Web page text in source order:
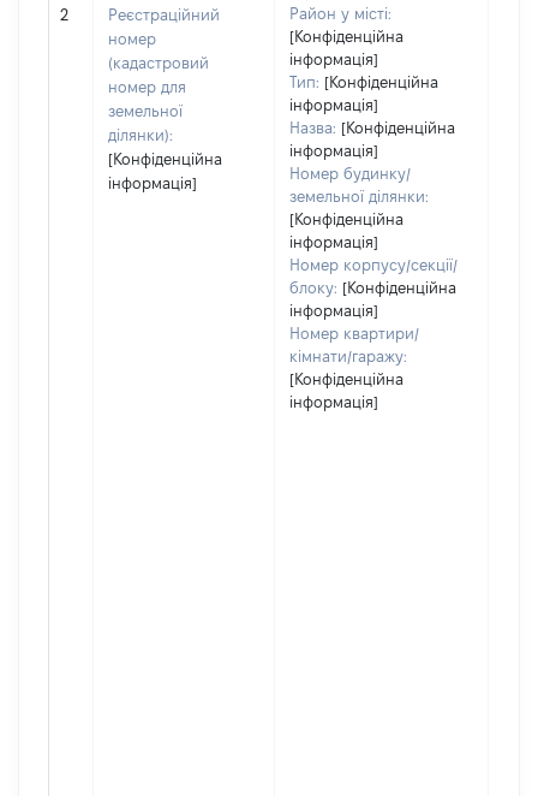
2
Реєстраційний
номер
(кадастровий
номер для
земельної
ділянки):
[Конфіденційна
інформація]
Район у місті:
[Конфіденційна
інформація]
Тип: [Конфіденційна
інформація]
Назва: [Конфіденційна
інформація]
Номер будинку/
земельної ділянки:
[Конфіденційна
інформація]
Номер корпусу/секції/
блоку: [Конфіденційна
інформація]
Номер квартири/
кімнати/гаражу:
[Конфіденційна
інформація]